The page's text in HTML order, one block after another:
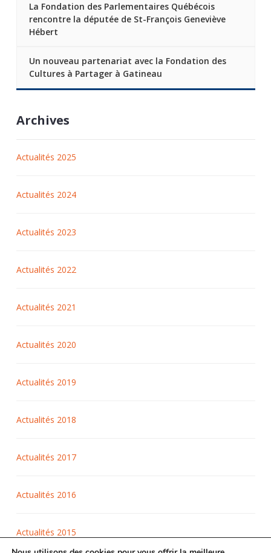
La Fondation des Parlementaires Québécois
rencontre la députée de St-François Geneviève
Hébert
Un nouveau partenariat avec la Fondation des
Cultures à Partager à Gatineau
Archives
Actualités 2025
Actualités 2024
Actualités 2023
Actualités 2022
Actualités 2021
Actualités 2020
Actualités 2019
Actualités 2018
Actualités 2017
Actualités 2016
Actualités 2015